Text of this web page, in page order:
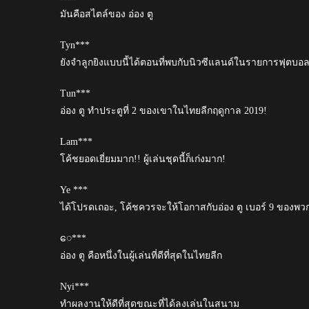
มันคือสไตล์ของ อ่อง ตู
Tyn***
ยังจำลูกยิงแบบนี้ได้ตอนที่พบกับนิวซีแลนด์ในรายการฟุตบอล
Tun***
อ่อง ตู ทำประตูที่ 2 ของเขาในไทยลีกฤดูกาล 2019!
Lam***
โค้ชยอดเยี่ยมมาก!! ผู้เล่นชุดนี้ก็เก่งมาก!
Ye ***
ได้โปรดเถอะ, โค้ชควรจะให้โอกาสกับอ่อง ตู เบอร์ 9 ของพว
ေ***
อ่อง ตู คือหนึ่งในผู้เล่นที่ดีที่สุดในไทยลีก
Nyi***
ทำผลงานให้ดีที่สุดขณะที่ได้ลงเล่นในสนาม